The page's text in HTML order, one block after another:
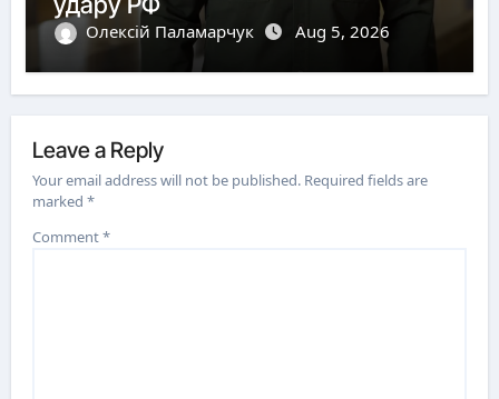
Олексій Паламарчук Aug 5, 2026
Leave a Reply
Your email address will not be published. Required fields are
marked*
Comment*